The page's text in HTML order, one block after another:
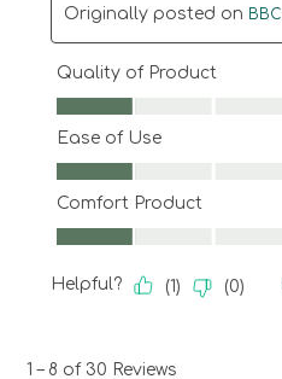
Originally posted on
Quality of Product
Quality of Product, 1.0 out
Ease of Use
Ease of Use, 1.0 out of 5
Comfort Product
Comfort Product, 1.0 out of
Helpful? (1) (0)
1 – 8 of 30 Reviews